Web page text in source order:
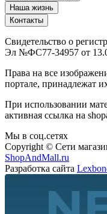
Наша жизнь
Контакты
Свидетельство о
Эл №ФС77-34957 от
Права на все
портале, принадлежат
При использовании
активная ссылка на
Мы в соц.сетях
Copyright © Сети
ShopAndMall.ru
Разработка сайта